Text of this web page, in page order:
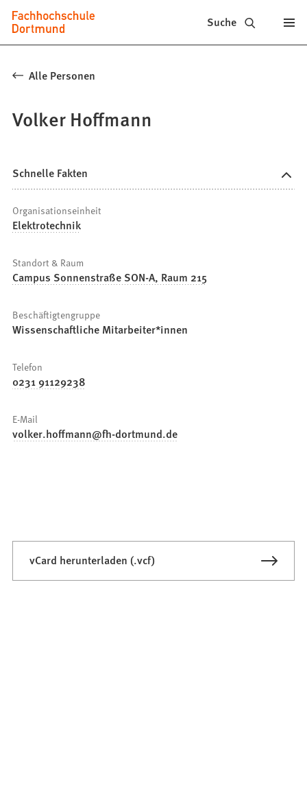
Inhalt anspringen
Fachhochschule
Dortmund
-
Studiengänge,
Suche
Alle Personen
Volker Hoffmann
Schnelle Fakten
Organisationseinheit
Elektrotechnik
Standort & Raum
Campus Sonnenstraße SON-A, Raum 215
Beschäftigtengruppe
Wissenschaftliche Mitarbeiter*innen
Telefon
0231 91129238
E-Mail
volker.hoffmann fh-dortmund de
vCard herunterladen (.vcf)